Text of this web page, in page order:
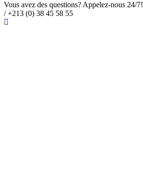
Vous avez des questions? Appelez-nous 24/7!
/ +213 (0) 38 45 58 55